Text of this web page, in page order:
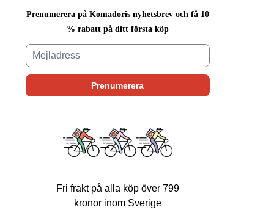
Prenumerera på Komadoris nyhetsbrev och få 10
% rabatt på ditt första köp
Fri frakt på alla köp över 799
kronor inom Sverige